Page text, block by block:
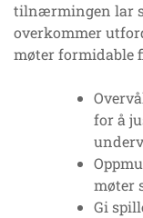
tilnærmingen lar
overkommer
møter formidable
for å
møter
Gi